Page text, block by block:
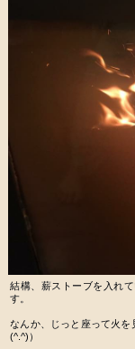
結構、薪ストーブを入れ
す。
なんか、じっと座って火を
(^.^)）